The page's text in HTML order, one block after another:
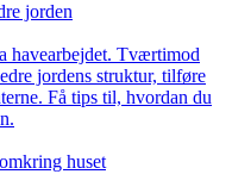
jorden
havearbejdet. Tværtimod
jordens struktur, tilføre
Få tips til, hvordan du
huset